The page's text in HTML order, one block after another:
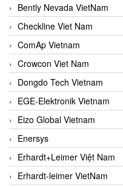
Bently Nevada VietNam
Checkline Viet Nam
ComAp Vietnam
Crowcon Viet Nam
Dongdo Tech Vietnam
EGE-Elektronik Vietnam
Eizo Global Vietnam
Enersys
Erhardt+Leimer Việt Nam
Erhardt-leimer VietNam